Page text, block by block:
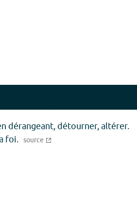
dérangeant, détourner, altérer.
foi. source